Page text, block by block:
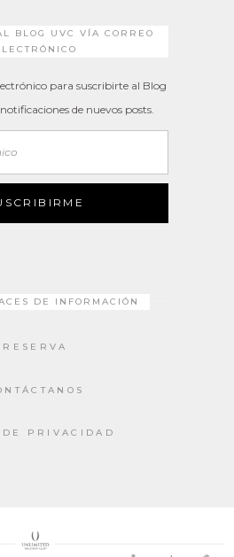
BLOG UVC VÍA CORREO
para suscribirte al Blog
de nuevos posts.
DE INFORMACIÓN
RESERVA
DE PRIVACIDAD